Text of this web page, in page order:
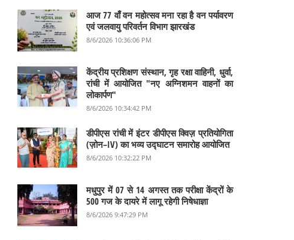
आज 77 वाँ वन महोत्सव मना रहा है वन पर्यावरण
एवं जलवायु परिवर्तन विभाग झारखंड
8/6/2026 10:36:06 PM
केंद्रीय प्रशिक्षण संस्थान, गृह रक्षा वाहिनी, धुर्वा,
रांची में आयोजित "नए अग्निशमन वाहनों का
लोकार्पण"
8/6/2026 10:34:42 PM
डीपीएस रांची में इंटर डीपीएस क्विज़ प्रतियोगिता
(ज़ोन–IV) का भव्य उद्घाटन समारोह आयोजित
8/6/2026 10:32:22 PM
मधुपुर में 07 से 14 अगस्त तक परीक्षा केंद्रों के
500 गज के दायरे में लागू रहेगी निषेधाज्ञा
8/6/2026 9:47:29 PM